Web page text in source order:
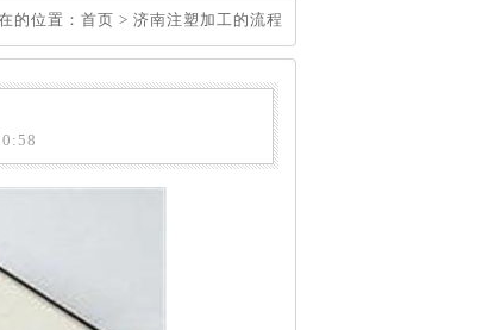
的位置： 首页 > 济南注塑加工的流程